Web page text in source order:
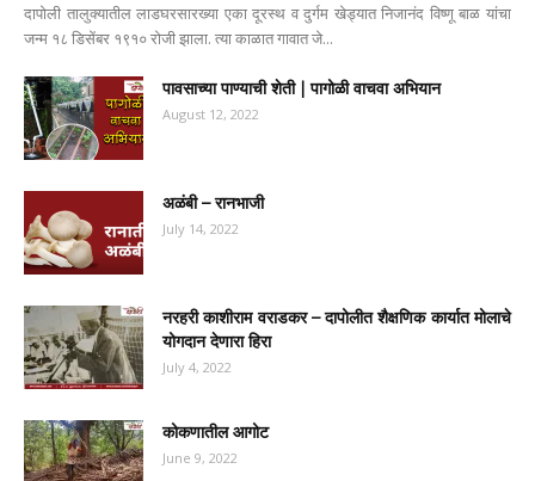
दापोली तालुक्यातील लाडघरसारख्या एका दूरस्थ व दुर्गम खेड्यात निजानंद विष्णू बाळ यांचा
जन्म १८ डिसेंबर १९१० रोजी झाला. त्या काळात गावात जे...
पावसाच्या पाण्याची शेती | पागोळी वाचवा अभियान
August 12, 2022
अळंबी – रानभाजी
July 14, 2022
नरहरी काशीराम वराडकर – दापोलीत शैक्षणिक कार्यात मोलाचे
योगदान देणारा हिरा
July 4, 2022
कोकणातील आगोट
June 9, 2022